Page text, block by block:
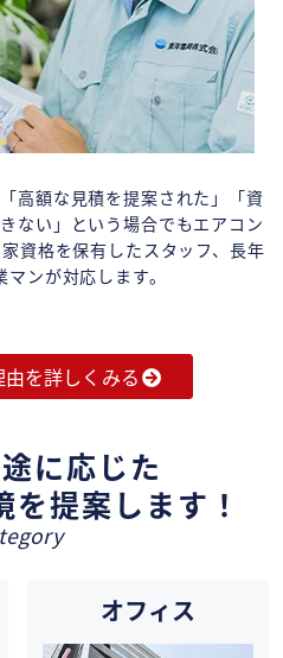
高額な見積を提案された」「資
ない」という場合でもエアコン
資格を保有したスタッフ、長年
ンが対応します。
を詳しくみる
に応じた
提案します！
オフィス